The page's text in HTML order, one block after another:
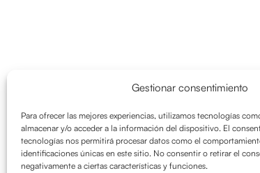
Gestionar consentimiento
Para ofrecer las mejores experiencias, utilizamos tecnologías
almacenar y/o acceder a la información del dispositivo. El
tecnologías nos permitirá procesar datos como el
identificaciones únicas en este sitio. No consentir o retirar el
negativamente a ciertas características y funciones.